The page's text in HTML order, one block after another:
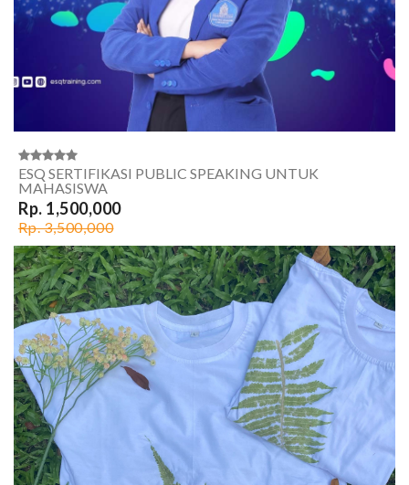
ESQ SERTIFIKASI PUBLIC SPEAKING UNTUK
MAHASISWA
Rp. 1,500,000
Rp. 3,500,000